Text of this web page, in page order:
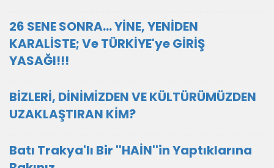
26 SENE SONRA... YİNE, YENİDEN
KARALİSTE; Ve TÜRKİYE'ye GİRİŞ
YASAĞI!!!
BİZLERİ, DİNİMİZDEN VE KÜLTÜRÜMÜZDEN
UZAKLAŞTIRAN KİM?
Batı Trakya'lı Bir ''HAİN''in Yaptıklarına